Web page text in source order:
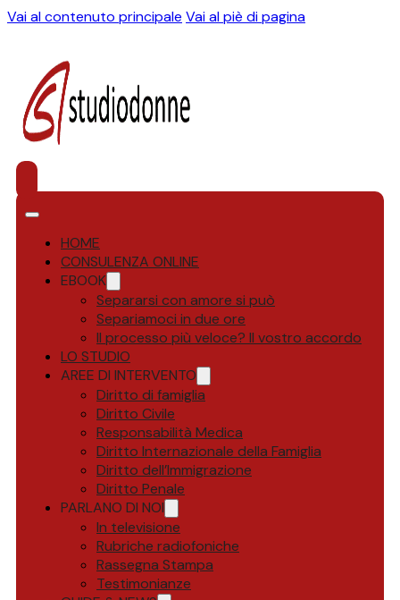
Vai al contenuto principale Vai al piè di pagina
HOME
CONSULENZA ONLINE
EBOOK
Separarsi con amore si può
Separiamoci in due ore
Il processo più veloce? Il vostro accordo
LO STUDIO
AREE DI INTERVENTO
Diritto di famiglia
Diritto Civile
Responsabilità Medica
Diritto Internazionale della Famiglia
Diritto dell’Immigrazione
Diritto Penale
PARLANO DI NOI
In televisione
Rubriche radiofoniche
Rassegna Stampa
Testimonianze